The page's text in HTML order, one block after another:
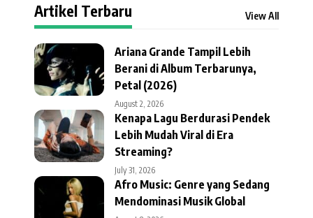
Artikel Terbaru View All
Ariana Grande Tampil Lebih
Berani di Album Terbarunya,
Petal (2026)
August 2, 2026
Kenapa Lagu Berdurasi Pendek
Lebih Mudah Viral di Era
Streaming?
July 31, 2026
Afro Music: Genre yang Sedang
Mendominasi Musik Global